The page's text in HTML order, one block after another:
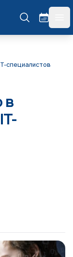
специалистов
в